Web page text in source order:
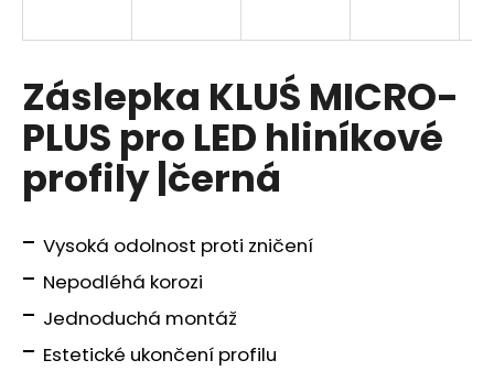
Záslepka KLUŚ MICRO-
PLUS pro LED hliníkové
profily |černá
- Vysoká odolnost proti zničení
- Nepodléhá korozi
- Jednoduchá montáž
- Estetické ukončení profilu
í
t
?
HLEDAT
D